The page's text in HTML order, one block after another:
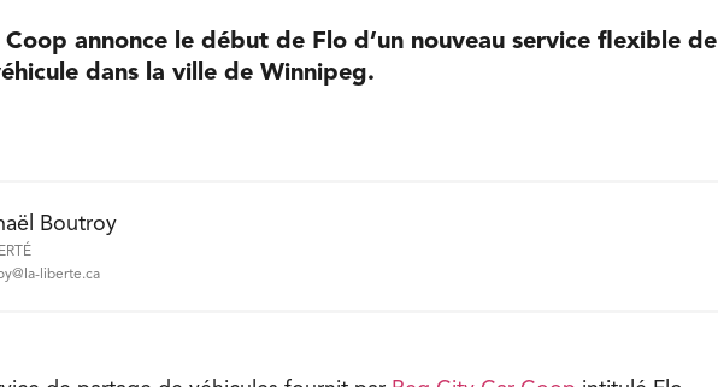
annonce le début de Flo d’un nouveau service flexible de
dans la ville de Winnipeg.
Boutroy
liberte.ca